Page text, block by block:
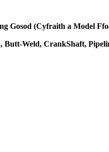
Gosod (Cyfraith a Model
Weld, CrankShaft,